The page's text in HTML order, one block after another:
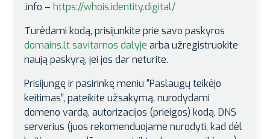
.info – https://whois.identity.digital/
Turėdami kodą, prisijunkite prie savo paskyros
domains.lt savitarnos dalyje arba užregistruokite
naują paskyrą, jei jos dar neturite.
Prisijungę ir pasirinkę meniu “Paslaugų teikėjo
keitimas”, pateikite užsakymą, nurodydami
domeno vardą, autorizacijos (prieigos) kodą, DNS
serverius (juos rekomenduojame nurodyti, kad dėl